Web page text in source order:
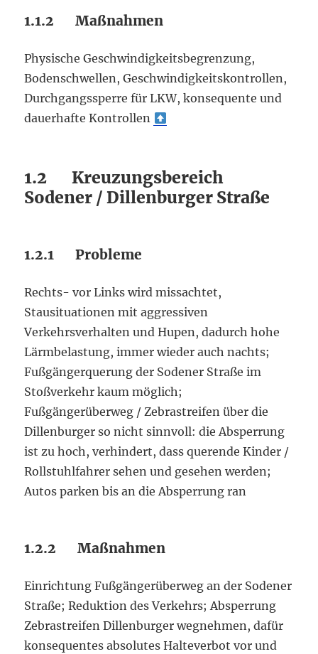
1.1.2 Maßnahmen
Physische Geschwindigkeitsbegrenzung,
Bodenschwellen, Geschwindigkeitskontrollen,
Durchgangssperre für LKW, konsequente und
dauerhafte Kontrollen
1.2 Kreuzungsbereich
Sodener / Dillenburger Straße
1.2.1 Probleme
Rechts- vor Links wird missachtet,
Stausituationen mit aggressiven
Verkehrsverhalten und Hupen, dadurch hohe
Lärmbelastung, immer wieder auch nachts;
Fußgängerquerung der Sodener Straße im
Stoßverkehr kaum möglich;
Fußgängerüberweg / Zebrastreifen über die
Dillenburger so nicht sinnvoll: die Absperrung
ist zu hoch, verhindert, dass querende Kinder /
Rollstuhlfahrer sehen und gesehen werden;
Autos parken bis an die Absperrung ran
1.2.2 Maßnahmen
Einrichtung Fußgängerüberweg an der Sodener
Straße; Reduktion des Verkehrs; Absperrung
Zebrastreifen Dillenburger wegnehmen, dafür
konsequentes absolutes Halteverbot vor und